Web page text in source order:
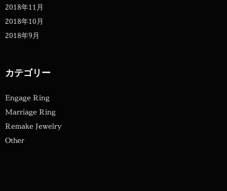
2018年11月
2018年10月
2018年9月
カテゴリー
Engage Ring
Marriage Ring
Remake Jewelry
Other